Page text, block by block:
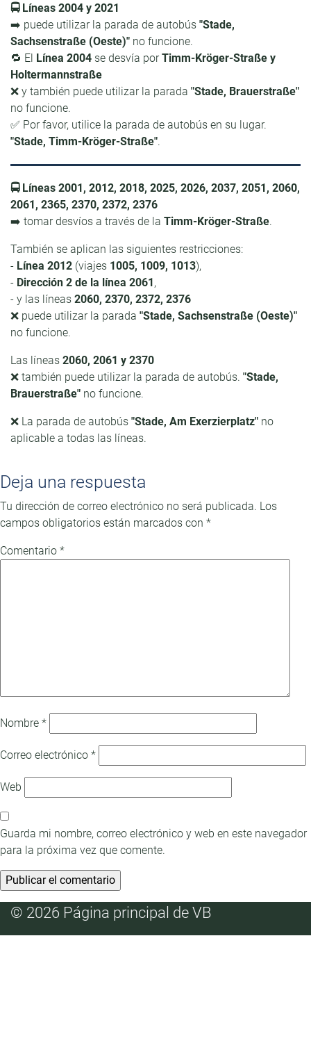
🚍 Líneas 2004 y 2021
➡️ puede utilizar la parada de autobús "Stade,
Sachsenstraße (Oeste)" no funcione.
🔁 El Línea 2004 se desvía porTimm-Kröger-Straße y
Holtermannstraße
❌ y también puede utilizar la parada "Stade, Brauerstraße"
no funcione.
✅ Por favor, utilice la parada de autobús en su lugar.
"Stade, Timm-Kröger-Straße".
🚍 Líneas 2001, 2012, 2018, 2025, 2026, 2037, 2051, 2060,
2061, 2365, 2370, 2372, 2376
➡️ tomar desvíos a través de la Timm-Kröger-Straße.
También se aplican las siguientes restricciones:
- Línea 2012 (viajes 1005, 1009, 1013),
- Dirección 2 de la línea 2061,
- y las líneas 2060, 2370, 2372, 2376
❌ puede utilizar la parada "Stade, Sachsenstraße (Oeste)"
no funcione.
Las líneas 2060, 2061 y 2370
❌ también puede utilizar la parada de autobús. "Stade,
Brauerstraße" no funcione.
❌ La parada de autobús "Stade, Am Exerzierplatz" no
aplicable a todas las líneas.
Deja una respuesta
Tu dirección de correo electrónico no será publicada. Los
campos obligatorios están marcados con *
Comentario *
Nombre *
Correo electrónico *
Web
Guarda mi nombre, correo electrónico y web en este navegador
para la próxima vez que comente.
© 2026 Página principal de VB